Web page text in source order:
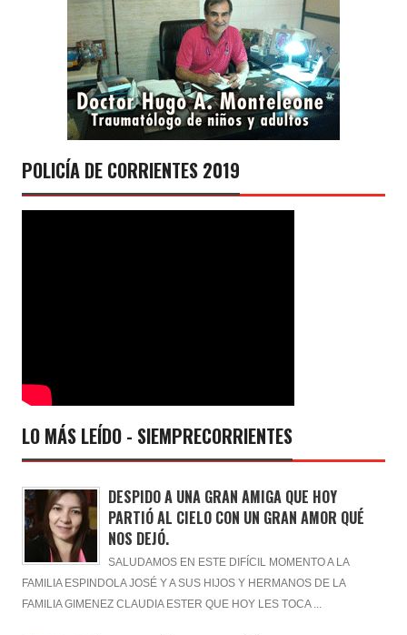
POLICÍA DE CORRIENTES 2019
LO MÁS LEÍDO - SIEMPRECORRIENTES
DESPIDO A UNA GRAN AMIGA QUE HOY
PARTIÓ AL CIELO CON UN GRAN AMOR QUÉ
NOS DEJÓ.
SALUDAMOS EN ESTE DIFÍCIL MOMENTO A LA
FAMILIA ESPINDOLA JOSÉ Y A SUS HIJOS Y HERMANOS DE LA
FAMILIA GIMENEZ CLAUDIA ESTER QUE HOY LES TOCA ...